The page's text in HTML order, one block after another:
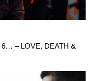
– LOVE, DEATH &